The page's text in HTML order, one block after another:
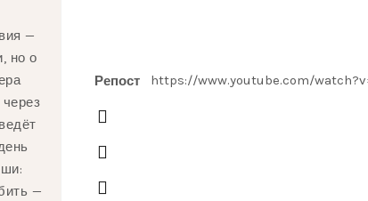
Репост https://www.youtube.com/
—
но о
—